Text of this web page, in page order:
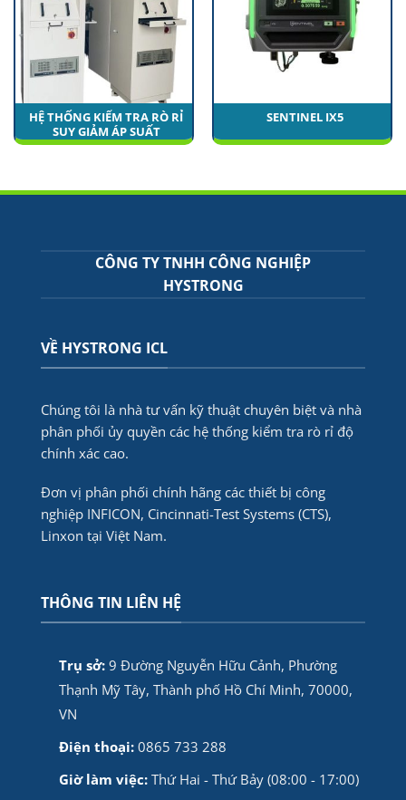
HỆ THỐNG KIỂM TRA RÒ RỈ
SUY GIẢM ÁP SUẤT
₫650.000.000 ORIGINAL
₫450.000.000CURRENT
SENTINEL IX5
CÔNG TY TNHH CÔNG NGHIỆP
HYSTRONG
VỀ HYSTRONG ICL
Chúng tôi là nhà tư vấn kỹ thuật chuyên biệt và nhà
phân phối ủy quyền các hệ thống kiểm tra rò rỉ độ
chính xác cao.
Đơn vị phân phối chính hãng các thiết bị công
nghiệp INFICON, Cincinnati-Test Systems (CTS),
Linxon tại Việt Nam.
THÔNG TIN LIÊN HỆ
Trụ sở: 9 Đường Nguyễn Hữu Cảnh, Phường
Thạnh Mỹ Tây, Thành phố Hồ Chí Minh, 70000,
VN
Điện thoại:0865 733 288
Giờ làm việc:Thứ Hai - Thứ Bảy (08:00 - 17:00)